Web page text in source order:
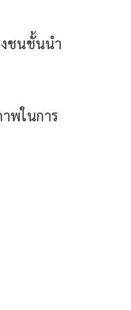
ชนชั้นนำ
พในการ